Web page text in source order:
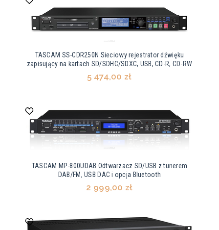
TASCAM SS-CDR250N Sieciowy rejestrator dźwięku
zapisujący na kartach SD/SDHC/SDXC, USB, CD-R, CD-RW
5 474,00 zł
TASCAM MP-800UDAB Odtwarzacz SD/USB z tunerem
DAB/FM, USB DAC i opcja Bluetooth
2 999,00 zł